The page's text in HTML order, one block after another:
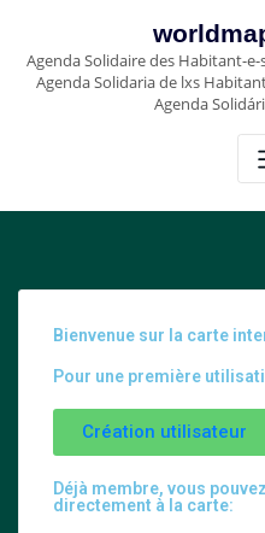
Agenda Solidaire des Habitant-
Agenda Solidaria de lxs
Agenda
Bienvenue sur la carte
Pour une première
Création utilisateur
Déjà membre, vous
directement à la carte: